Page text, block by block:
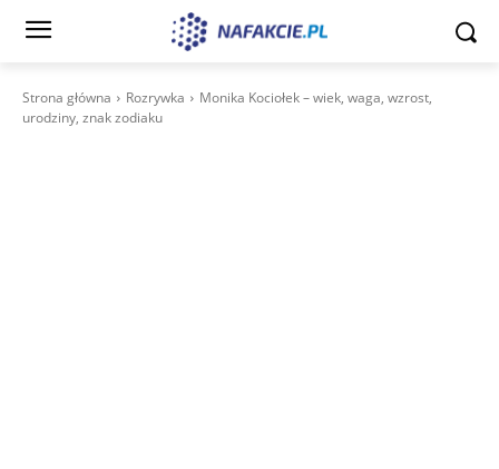
Strona główna Rozrywka
Monika Kociołek – wiek, waga, wzrost,
urodziny, znak zodiaku